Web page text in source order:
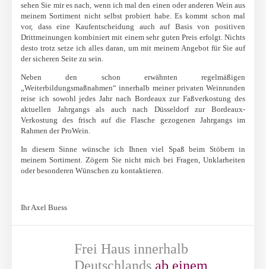
sehen Sie mir es nach, wenn ich mal den einen oder anderen Wein aus
meinem Sortiment nicht selbst probiert habe. Es kommt schon mal
vor, dass eine Kaufentscheidung auch auf Basis von positiven
Drittmeinungen kombiniert mit einem sehr guten Preis erfolgt. Nichts
desto trotz setze ich alles daran, um mit meinem Angebot für Sie auf
der sicheren Seite zu sein.
Neben den schon erwähnten regelmäßigen
„Weiterbildungsmaßnahmen“ innerhalb meiner privaten Weinrunden
reise ich sowohl jedes Jahr nach Bordeaux zur Faßverkostung des
aktuellen Jahrgangs als auch nach Düsseldorf zur Bordeaux-
Verkostung des frisch auf die Flasche gezogenen Jahrgangs im
Rahmen der ProWein.
In diesem Sinne wünsche ich Ihnen viel Spaß beim Stöbern in
meinem Sortiment. Zögern Sie nicht mich bei Fragen, Unklarheiten
oder besonderen Wünschen zu kontaktieren.
Ihr Axel Buess
Frei Haus innerhalb
Deutschlands ab einem